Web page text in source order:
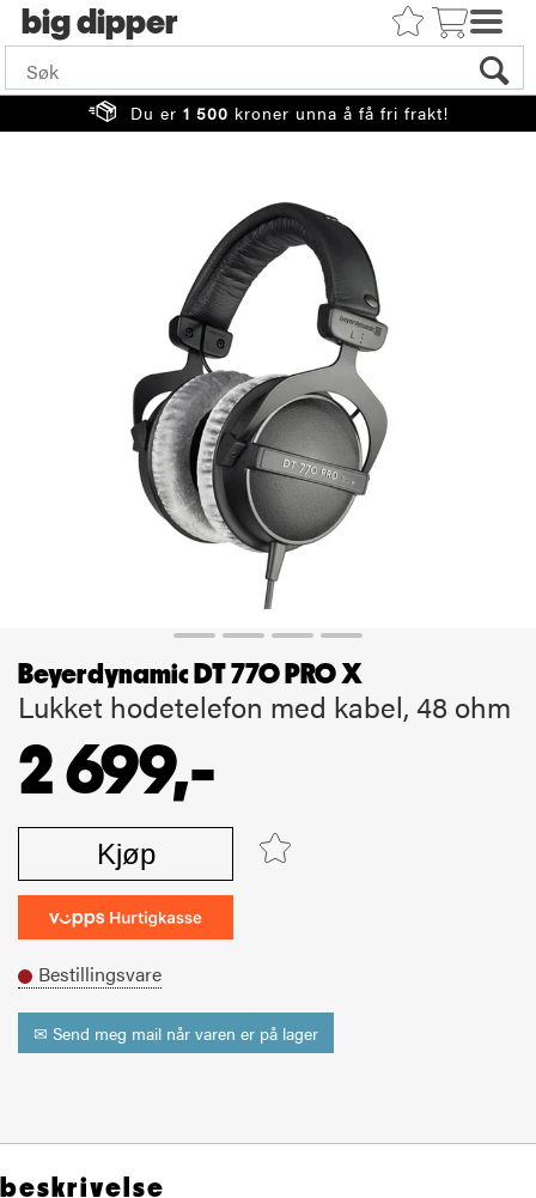
big
Du er 1 500 kroner unna å få fri frakt!
Beyerdynamic DT 770 PRO X
Lukket hodetelefon med kabel, 48 ohm
2 699,-
Kjøp
Bestillingsvare
✉ Send meg mail når varen er på lager
beskrivelse